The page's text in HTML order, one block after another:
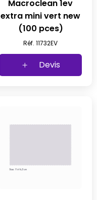
Macroclean 1ev
extra mini vert new
(100 pces)
Réf. 11732EV
Devis